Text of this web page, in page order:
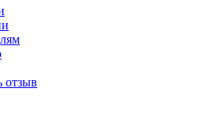
отзыв